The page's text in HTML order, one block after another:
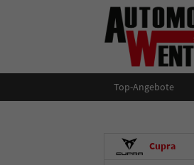
Top-Angebote
Cupra